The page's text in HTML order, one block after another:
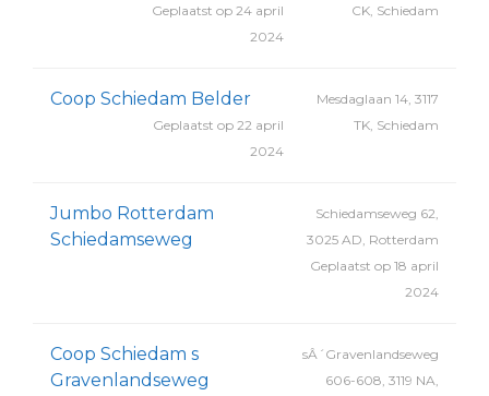
CK, Schiedam
Geplaatst op 24 april
2024
Coop Schiedam Belder
Mesdaglaan 14, 3117
TK, Schiedam
Geplaatst op 22 april
2024
Jumbo Rotterdam
Schiedamseweg
Schiedamseweg 62,
3025 AD, Rotterdam
Geplaatst op 18 april
2024
Coop Schiedam s
Gravenlandseweg
sÂ´Gravenlandseweg
606-608, 3119 NA,